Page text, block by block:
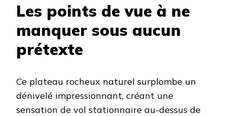
Les points de vue à ne
manquer sous aucun
prétexte
Ce plateau rocheux naturel surplombe un
dénivelé impressionnant, créant une
sensation de vol stationnaire au-dessus de